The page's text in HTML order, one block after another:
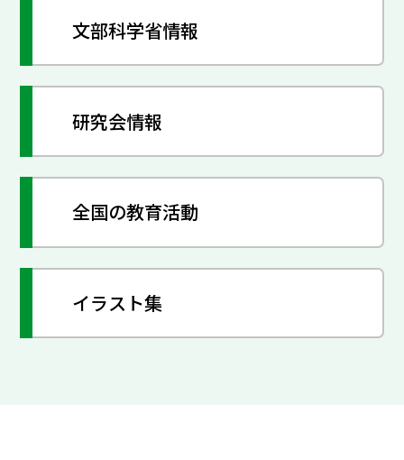
文部科学省情報
研究会情報
全国の教育活動
イラスト集